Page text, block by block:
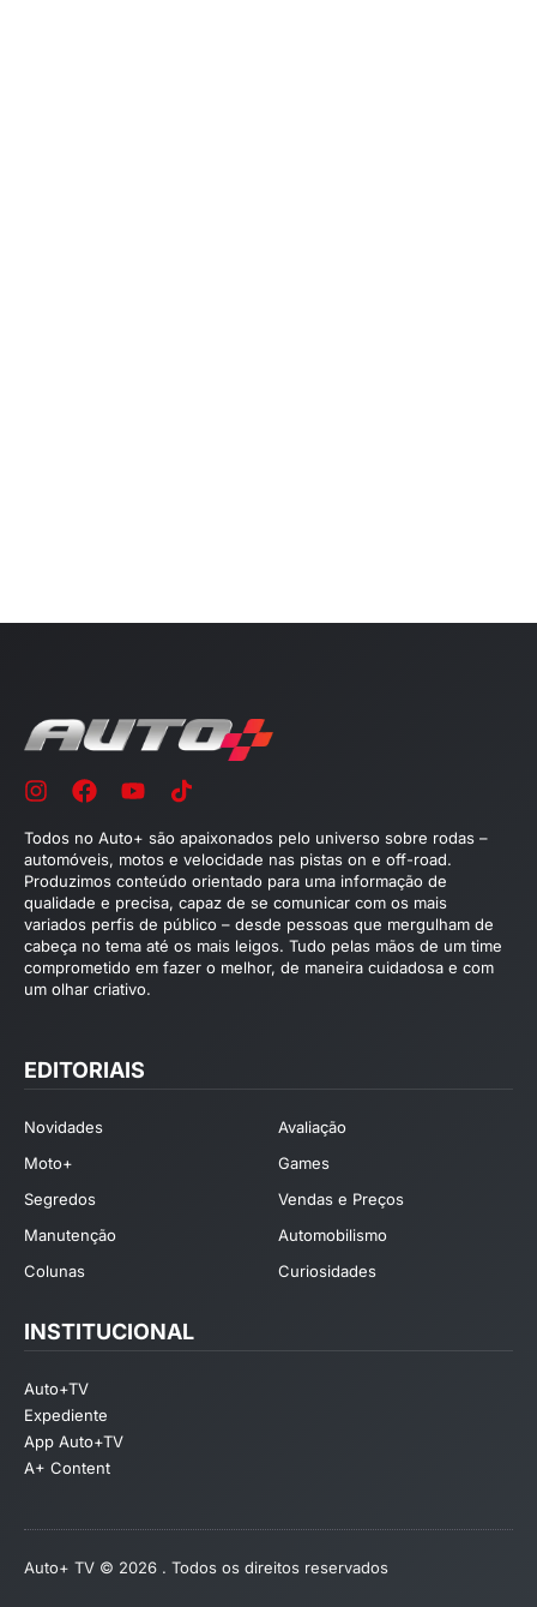
Todos no Auto+ são apaixonados pelo universo sobre rodas –
automóveis, motos e velocidade nas pistas on e off-road.
Produzimos conteúdo orientado para uma informação de
qualidade e precisa, capaz de se comunicar com os mais
variados perfis de público – desde pessoas que mergulham de
cabeça no tema até os mais leigos. Tudo pelas mãos de um time
comprometido em fazer o melhor, de maneira cuidadosa e com
um olhar criativo.
EDITORIAIS
Novidades
Avaliação
Moto+
Games
Segredos
Vendas e Preços
Manutenção
Automobilismo
Colunas
Curiosidades
INSTITUCIONAL
Auto+TV
Expediente
App Auto+TV
A+ Content
Auto+ TV © 2026 . Todos os direitos reservados